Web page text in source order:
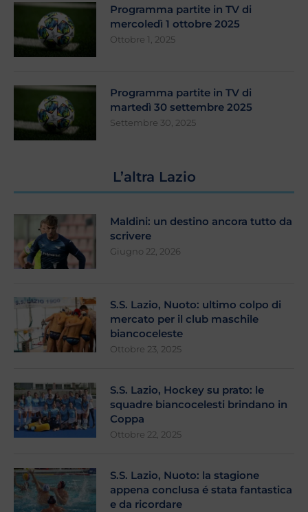
Programma partite in TV di
mercoledì 1 ottobre 2025
Ottobre 1, 2025
Programma partite in TV di
martedì 30 settembre 2025
Settembre 30, 2025
L’altra Lazio
Maldini: un destino ancora tutto da
scrivere
Giugno 22, 2026
S.S. Lazio, Nuoto: ultimo colpo di
mercato per il club maschile
biancoceleste
Ottobre 23, 2025
S.S. Lazio, Hockey su prato: le
squadre biancocelesti brindano in
Coppa
Ottobre 22, 2025
S.S. Lazio, Nuoto: la stagione
appena conclusa é stata fantastica
e da ricordare